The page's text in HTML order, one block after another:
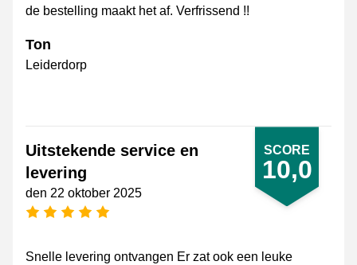
de bestelling maakt het af. Verfrissend !!
Ton
Leiderdorp
SCORE
10,0
Uitstekende service en
levering
den 22 oktober 2025
[_General:NumberOfStarsPluralFormat]
Snelle levering ontvangen Er zat ook een leuke